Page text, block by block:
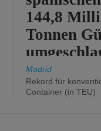
144,8
Tonnen
%).
Madrid
Rekord für
Container (in TEU)